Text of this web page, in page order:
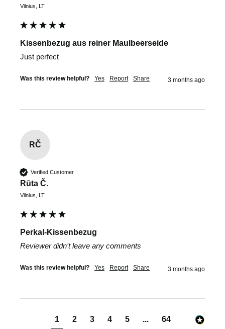
Vilnius, LT
Kissenbezug aus reiner Maulbeerseide
Just perfect
Was this review helpful? Yes Report Share 3 months ago
RČ
Verified Customer
Rūta Č.
Vilnius, LT
Perkal-Kissenbezug
Reviewer didn't leave any comments
Was this review helpful? Yes Report Share 3 months ago
1 2 3 4 5 ... 64